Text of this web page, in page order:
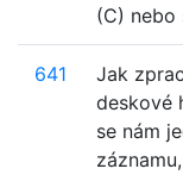
(C) nebo
641
Jak
deskové
se nám